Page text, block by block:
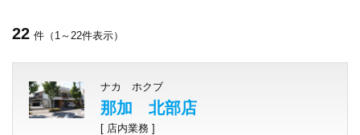
22 件（1～22件表示）
ナカ ホクブ
那加 北部店
[ 店内業務 ]